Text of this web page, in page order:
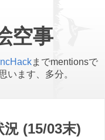
空事
までmentionsで
います、多分。
況 (15/03末)